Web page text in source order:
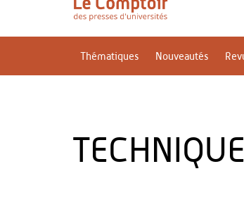
Thématiques Nouveautés